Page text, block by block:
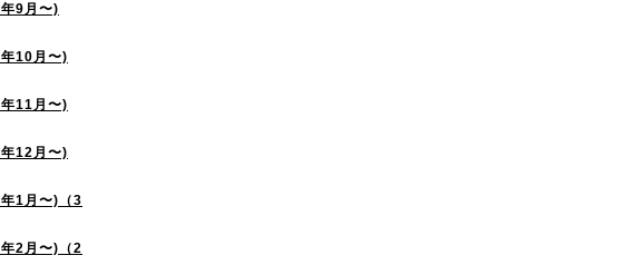
9月〜)
10月〜)
11月〜)
12月〜)
1月〜)（3
2月〜)（2